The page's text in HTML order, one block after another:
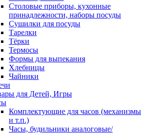
Столовые приборы, кухонные
принадлежности, наборы посуды
Сушилки для посуды
Тарелки
Тёрки
Термосы
Формы для выпекания
Хлебницы
Чайники
для Детей, Игры
Комплектующие для часов (механизмы
и т.п.)
Часы, будильники аналоговые/